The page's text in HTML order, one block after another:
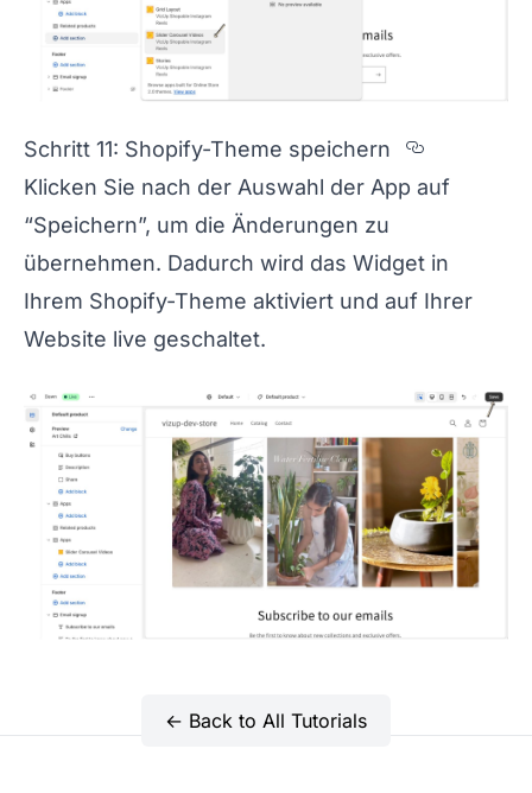
Schritt 11: Shopify-Theme speichern
Section
Klicken Sie nach der Auswahl der App auf
“Speichern”, um die Änderungen zu
übernehmen. Dadurch wird das Widget in
Ihrem Shopify-Theme aktiviert und auf Ihrer
Website live geschaltet.
← Back to All Tutorials